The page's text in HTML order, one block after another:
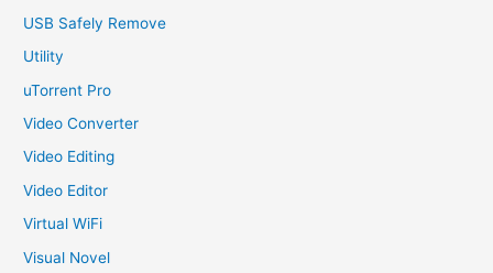
USB Safely Remove
Utility
uTorrent Pro
Video Converter
Video Editing
Video Editor
Virtual WiFi
Visual Novel